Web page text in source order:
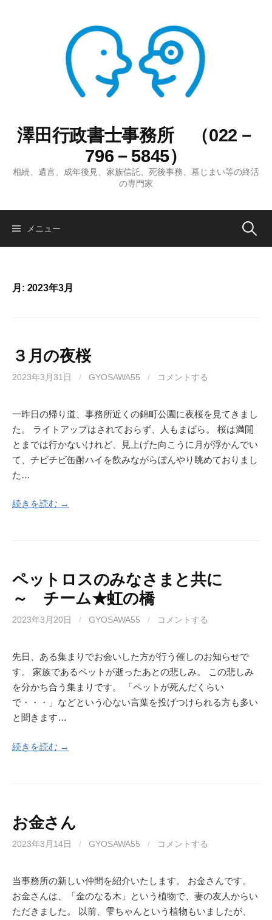
澤田行政書士事務所 （022－
796－5845）
相続、遺言、成年後見、家族信託、死後事務、墓じまい等の終活
の専門家
メニュー 検
月: 2023年3月
３月の夜桜
2023年3月31日 / GYOSAWA55 / コメントする
一昨日の帰り道、事務所近くの錦町公園に夜桜を見てきまし
た。 ライトアップはされておらず、人もまばら。 桜は満開
とまでは行かないけれど、見上げた向こうに月が浮かんでい
て、チビチビ缶酎ハイを飲みながらぼんやり眺めておりまし
た…
続きを読む →
ペットロスのみなさまと共に
～ チーム★虹の橋
2023年3月20日 / GYOSAWA55 / コメントする
先日、ある集まりでお会いした方が行う催しのお知らせで
す。 家族であるペットが逝ったあとの悲しみ。 この悲しみ
を分かち合う集まりです。 「ペットが死んだくらい
で・・・」などという心ない言葉を投げつけられる方も多い
と聞きます…
続きを読む →
お金さん
2023年3月14日 / GYOSAWA55 / コメントする
当事務所の新しい仲間を紹介いたします。 お金さんです。
お金さんは、「金のなる木」という植物で、妻の友人からい
ただきました。 以前、雫ちゃんという植物もいましたが、